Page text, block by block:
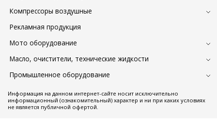
Компрессоры воздушные
Рекламная продукция
Мото оборудование
Масло, очистители, технические жидкости
Промышленное оборудование
Информация на данном интернет-сайте носит исключительно
информационный (ознакомительный) характер и ни при каких условиях
не является публичной офертой.